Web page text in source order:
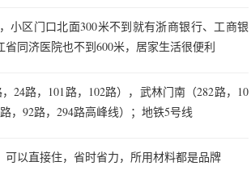
小区门口北面300米不到就有浙商银行、工商银
同济医院也不到600米，居家生活很便利
24路，101路，102路），武林门南（282路，10
，92路，294路高峰线）；地铁5号线
以直接住，省时省力，所用材料都是品牌